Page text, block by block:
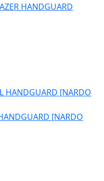
HANDGUARD
[NARDO